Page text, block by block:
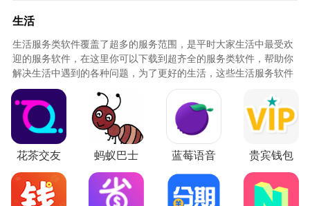
自由沟通，交友效率更高
生活
生活服务类软件覆盖了超多的服务范围，是平时大家生活中最受欢
迎的服务软件，在这里你可以下载到超齐全的服务类软件，帮助你
解决生活中遇到的各种问题，为了更好的生活，这些生活服务软件
必不可少，快来知识屋下载吧！
花茶交友 蚂蚁巴士 蓝莓语音 贵宾钱包